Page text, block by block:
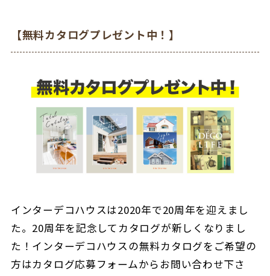
【無料カタログプレゼント中！】
インターデコハウスは2020年で20周年を迎えまし
た。20周年を記念してカタログが新しくなりまし
た！インターデコハウスの無料カタログをご希望の
方はカタログ応募フォームからお問い合わせ下さ